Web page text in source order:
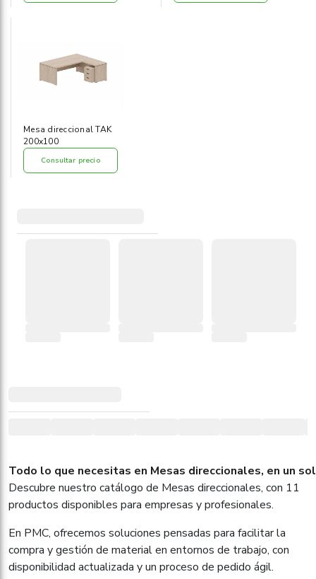
Mesa direccional TAK
200x100
Consultar precio
Todo lo que necesitas en Mesas direccionales, en un
Descubre nuestro catálogo de Mesas direccionales, con 11
productos disponibles para empresas y profesionales.
En PMC, ofrecemos soluciones pensadas para facilitar la
compra y gestión de material en entornos de trabajo, con
disponibilidad actualizada y un proceso de pedido ágil.